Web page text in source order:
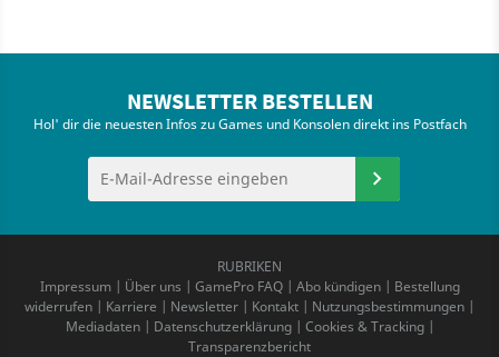
NEWSLETTER BESTELLEN
Hol' dir die neuesten Infos zu Games und Konsolen direkt ins Postfach
RUBRIKEN
Impressum| Über uns | GamePro FAQ| Abo kündigen| Bestellung
widerrufen | Karriere | Newsletter | Kontakt | Nutzungsbestimmungen |
Mediadaten| Datenschutzerklärung| Cookies & Tracking|
Transparenzbericht